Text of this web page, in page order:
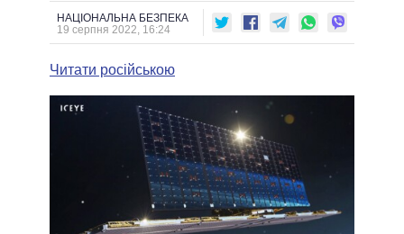
КАБІНЕТ МІНІСТРІВ
ГОЛОВИ ОБЛАДМІНІСТРАЦІЙ
МЕРИ МІСТ
ПІДТРИМАТИ
ПОРІВНЯННЯ ПОЛІТИКІВ
НАЦІОНАЛЬНА БЕЗПЕКА
19 серпня 2022, 16:24
Читати російською